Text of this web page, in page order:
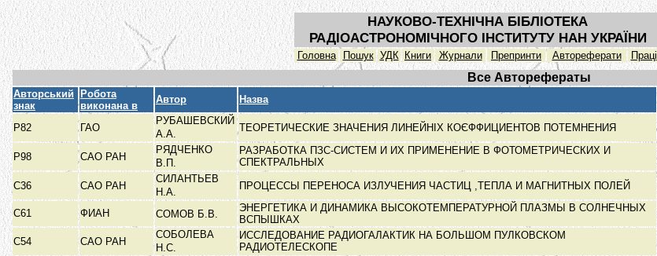
НАУКОВО-ТЕХНІЧНА БІБЛІОТЕКА
РАДІОАСТРОНОМІЧНОГО ІНСТИТУТУ НАН УКРАЇНИ
Головна Пошук УДК Книги Журнали Препринти Автореферати Праці
Все Авторефераты
Авторський
знак
Робота
виконана в
Автор Назва
Р82
ГАО
РУБАШЕВСКИЙ
А.А.
ТЕОРЕТИЧЕСКИЕ ЗНАЧЕНИЯ ЛИНЕЙНІХ КОЄФФИЦИЕНТОВ ПОТЕМНЕНИЯ
Р98 САО РАН
РЯДЧЕНКО
В.П.
РАЗРАБОТКА ПЗС-СИСТЕМ И ИХ ПРИМЕНЕНИЕ В ФОТОМЕТРИЧЕСКИХ И
СПЕКТРАЛЬНЫХ
С36 САО РАН
СИЛАНТЬЕВ
Н.А.
ПРОЦЕССЫ ПЕРЕНОСА ИЗЛУЧЕНИЯ ЧАСТИЦ ,ТЕПЛА И МАГНИТНЫХ ПОЛЕЙ
С61 ФИАН СОМОВ Б.В.
ЭНЕРГЕТИКА И ДИНАМИКА ВЫСОКОТЕМПЕРАТУРНОЙ ПЛАЗМЫ В СОЛНЕЧНЫХ
ВСПЫШКАХ
С54 САО РАН
СОБОЛЕВА
Н.С.
ИССЛЕДОВАНИЕ РАДИОГАЛАКТИК НА БОЛЬШОМ ПУЛКОВСКОМ
РАДИОТЕЛЕСКОПЕ